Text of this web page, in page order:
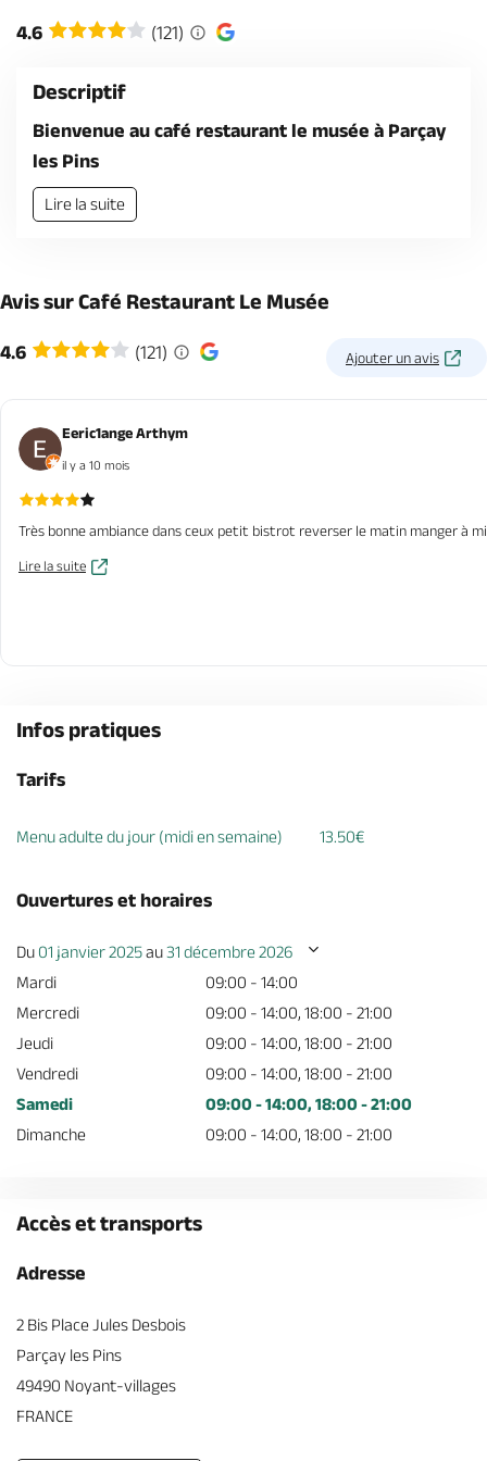
Brochures & Cartes
4.6 (121)
Descriptif
Bienvenue au café restaurant le musée à Parçay
les Pins
Lire la suite
Avis sur Café Restaurant Le Musée
4.6 (121) Ajouter un avis
Eeric1ange Arthym
il y a 10 mois
Très bonne ambiance dans ceux petit bistrot reverser le matin manger à
Lire la suite
Infos pratiques
Tarifs
Menu adulte du jour (midi en semaine) 13.50€
Ouvertures et horaires
Du 01 janvier 2025au31 décembre 2026
Mardi
09:00 - 14:00
Mercredi
09:00 - 14:00, 18:00 - 21:00
Jeudi
09:00 - 14:00, 18:00 - 21:00
Vendredi
09:00 - 14:00, 18:00 - 21:00
Samedi
09:00 - 14:00, 18:00 - 21:00
Dimanche
09:00 - 14:00, 18:00 - 21:00
Accès et transports
Adresse
2 Bis Place Jules Desbois
Parçay les Pins
49490 Noyant-villages
FRANCE